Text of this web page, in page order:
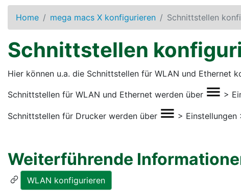
Home mega macs X konfigurieren Schnittstellen
Schnittstellen
Hier können u.a. die Schnittstellen für WLAN und Ethernet
Schnittstellen für WLAN und Ethernet werden über >
Schnittstellen für Drucker werden über > Einstellungen
Weiterführende
WLAN konfigurieren